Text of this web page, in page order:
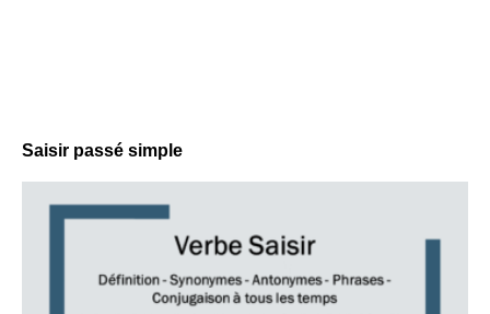
Saisir passé simple